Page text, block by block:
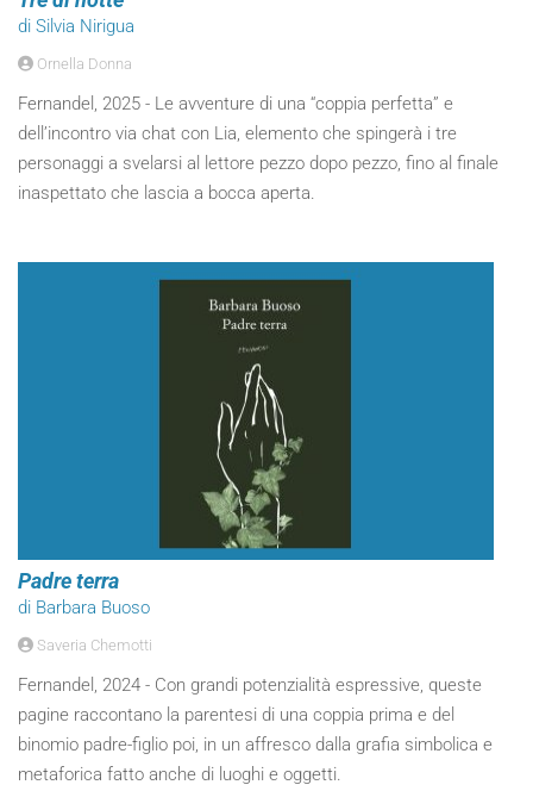
di Silvia Nirigua
Ornella Donna
Fernandel, 2025 - Le avventure di una “coppia perfetta” e
dell’incontro via chat con Lia, elemento che spingerà i tre
personaggi a svelarsi al lettore pezzo dopo pezzo, fino al finale
inaspettato che lascia a bocca aperta.
Padre terra
di Barbara Buoso
Saveria Chemotti
Fernandel, 2024 - Con grandi potenzialità espressive, queste
pagine raccontano la parentesi di una coppia prima e del
binomio padre-figlio poi, in un affresco dalla grafia simbolica e
metaforica fatto anche di luoghi e oggetti.